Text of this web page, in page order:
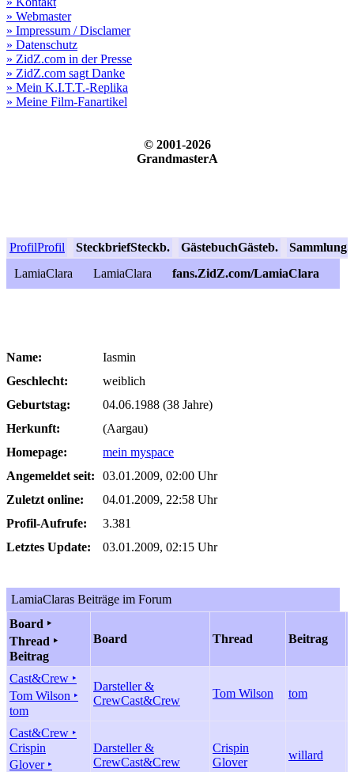
» Webmaster
» Impressum / Disclamer
» Datenschutz
» ZidZ.com in der Presse
» ZidZ.com sagt Danke
» Mein K.I.T.T.-Replika
» Meine Film-Fanartikel
© 2001-2026
GrandmasterA
ProfilProfil SteckbriefSteckb. GästebuchGästeb. Sammlung
LamiaClara
LamiaClara fans.ZidZ.com/LamiaClara
Name:
Iasmin
Geschlecht:
weiblich
Geburtstag:
04.06.1988 (38 Jahre)
Herkunft:
(Aargau)
Homepage:
mein myspace
Angemeldet seit:
03.01.2009, 02:00 Uhr
Zuletzt online:
04.01.2009, 22:58 Uhr
Profil-Aufrufe:
3.381
Letztes Update:
03.01.2009, 02:15 Uhr
LamiaClaras Beiträge im Forum
Board ‣
Thread ‣
Beitrag
Board Thread Beitrag
Cast&Crew ‣
Tom Wilson ‣
tom
Darsteller &
CrewCast&Crew
Tom Wilson tom
Cast&Crew ‣
Crispin
Glover ‣
Darsteller &
CrewCast&Crew
Crispin
Glover
willard